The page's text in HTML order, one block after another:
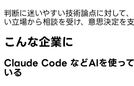
判断に迷いやすい技術論点に対して
い立場から相談を受け、意思決定を支
こんな企業に
Claude Code などAIを使って
いる